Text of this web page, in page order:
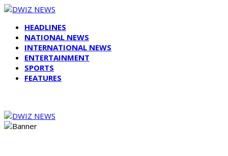
HEADLINES
NATIONAL NEWS
INTERNATIONAL NEWS
ENTERTAINMENT
SPORTS
FEATURES